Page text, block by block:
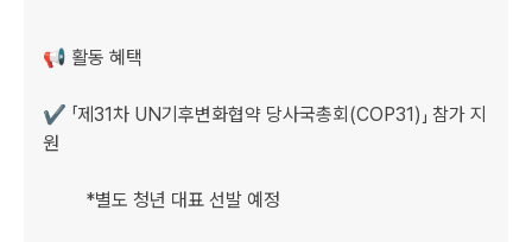
📢 활동 혜택
✔️ 「제31차 UN기후변화협약 당사국총회(COP31)」 참가 지
원